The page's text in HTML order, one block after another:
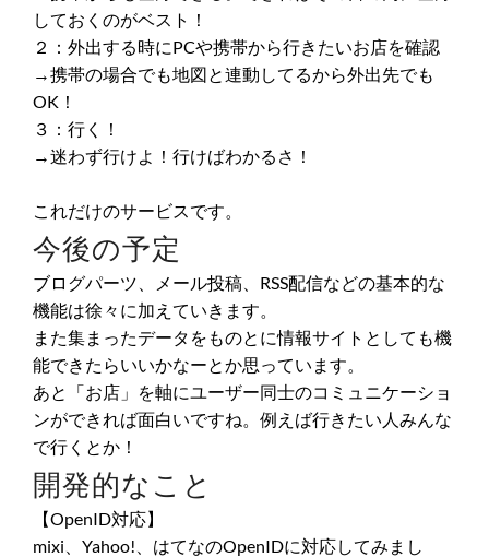
しておくのがベスト！
２：外出する時にPCや携帯から行きたいお店を確認
→携帯の場合でも地図と連動してるから外出先でも
OK！
３：行く！
→迷わず行けよ！行けばわかるさ！
これだけのサービスです。
今後の予定
ブログパーツ、メール投稿、RSS配信などの基本的な
機能は徐々に加えていきます。
また集まったデータをものとに情報サイトとしても機
能できたらいいかなーとか思っています。
あと「お店」を軸にユーザー同士のコミュニケーショ
ンができれば面白いですね。例えば行きたい人みんな
で行くとか！
開発的なこと
【OpenID対応】
mixi、Yahoo!、はてなのOpenIDに対応してみまし